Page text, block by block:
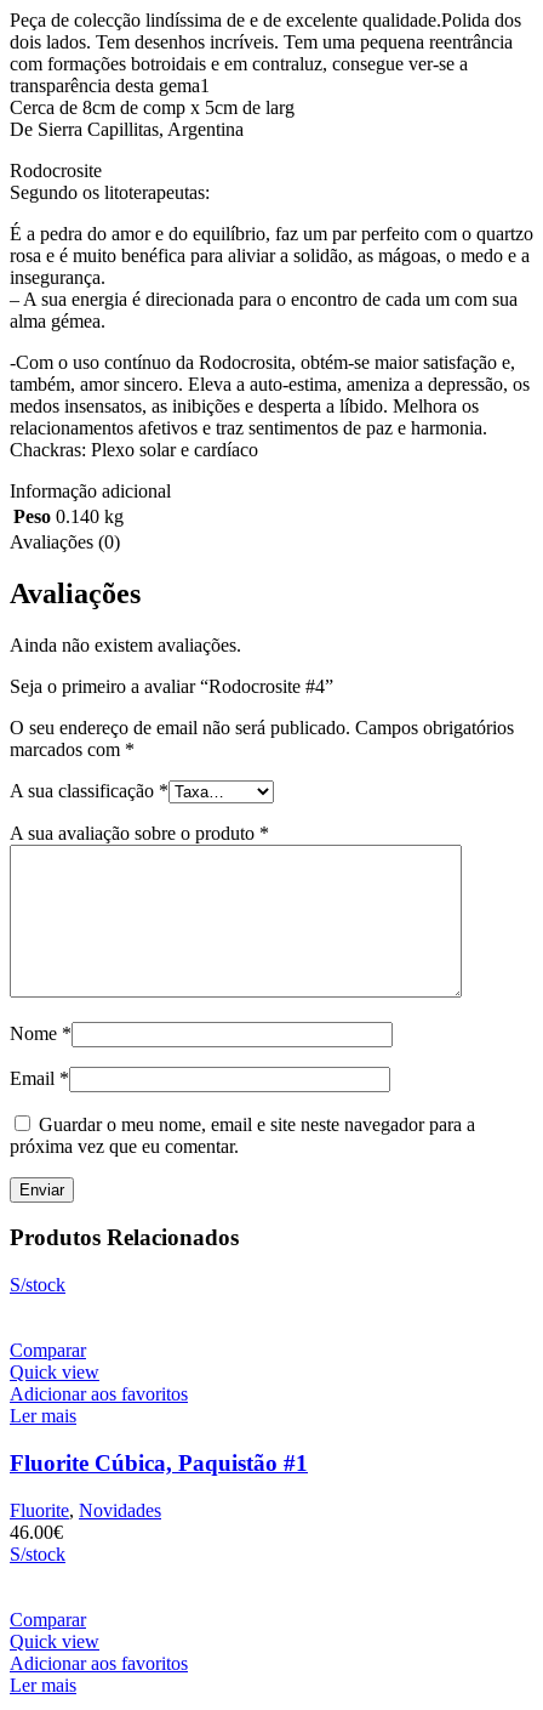
Peça de colecção lindíssima de e de excelente qualidade.Polida dos
dois lados. Tem desenhos incríveis. Tem uma pequena reentrância
com formações botroidais e em contraluz, consegue ver-se a
transparência desta gema1
Cerca de 8cm de comp x 5cm de larg
De Sierra Capillitas, Argentina
Rodocrosite
Segundo os litoterapeutas:
É a pedra do amor e do equilíbrio, faz um par perfeito com o quartzo
rosa e é muito benéfica para aliviar a solidão, as mágoas, o medo e a
insegurança.
– A sua energia é direcionada para o encontro de cada um com sua
alma gémea.
-Com o uso contínuo da Rodocrosita, obtém-se maior satisfação e,
também, amor sincero. Eleva a auto-estima, ameniza a depressão, os
medos insensatos, as inibições e desperta a líbido. Melhora os
relacionamentos afetivos e traz sentimentos de paz e harmonia.
Chackras: Plexo solar e cardíaco
Informação adicional
Peso 0.140 kg
Avaliações (0)
Avaliações
Ainda não existem avaliações.
Seja o primeiro a avaliar “Rodocrosite #4”
O seu endereço de email não será publicado. Campos obrigatórios
marcados com *
A sua classificação *
A sua avaliação sobre o produto *
Nome *
Email *
Guardar o meu nome, email e site neste navegador para a
próxima vez que eu comentar.
Produtos Relacionados
S/stock
Comparar
Quick view
Adicionar aos favoritos
Ler mais
Fluorite Cúbica, Paquistão #1
Fluorite, Novidades
46.00€
S/stock
Comparar
Quick view
Adicionar aos favoritos
Ler mais